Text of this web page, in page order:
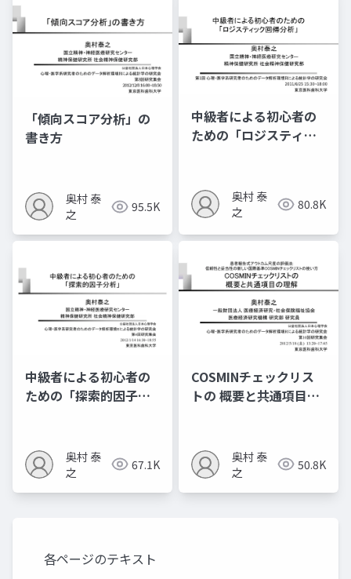
「傾向スコア分析」の
書き方
奥村 泰
之
95.5K
中級者による初心者の
ための「ロジスティッ
奥村 泰
之
80.8K
中級者による初心者の
ための「探索的因子分
奥村 泰
之
67.1K
COSMINチェックリス
トの 概要と共通項目の
奥村 泰
之
50.8K
各ページのテキスト